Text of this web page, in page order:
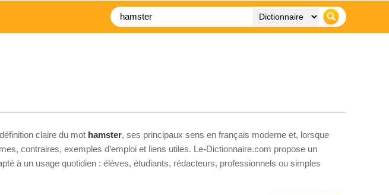
claire du mot hamster, ses principaux sens en français moderne et, lorsque
contraires, exemples d’emploi et liens utiles. Le-Dictionnaire.com propose un
à un usage quotidien : élèves, étudiants, rédacteurs, professionnels ou simples